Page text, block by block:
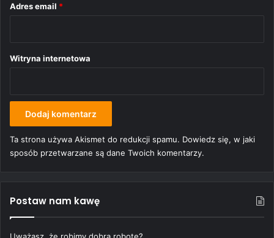
Adres email *
Witryna internetowa
Ta strona używa Akismet do redukcji spamu. Dowiedz się, w jaki
sposób przetwarzane są dane Twoich komentarzy.
Postaw nam kawę
Uważasz, że robimy dobrą robotę?